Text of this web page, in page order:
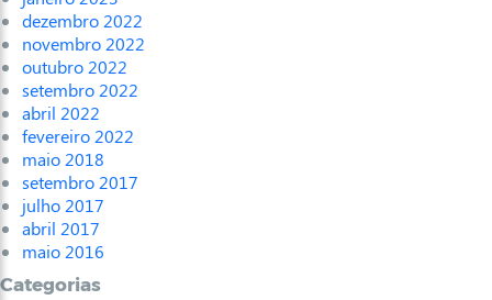
dezembro 2022
novembro 2022
outubro 2022
setembro 2022
abril 2022
fevereiro 2022
maio 2018
setembro 2017
julho 2017
abril 2017
maio 2016
Categorias